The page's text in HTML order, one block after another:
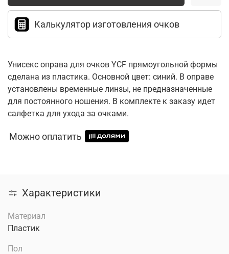
Калькулятор изготовления очков
Унисекс оправа для очков YCF прямоугольной формы
сделана из пластика. Основной цвет: синий. В оправе
установлены временные линзы, не предназначенные
для постоянного ношения. В комплекте к заказу идет
салфетка для ухода за очками.
Можно оплатить
Характеристики
Материал
Пластик
Пол